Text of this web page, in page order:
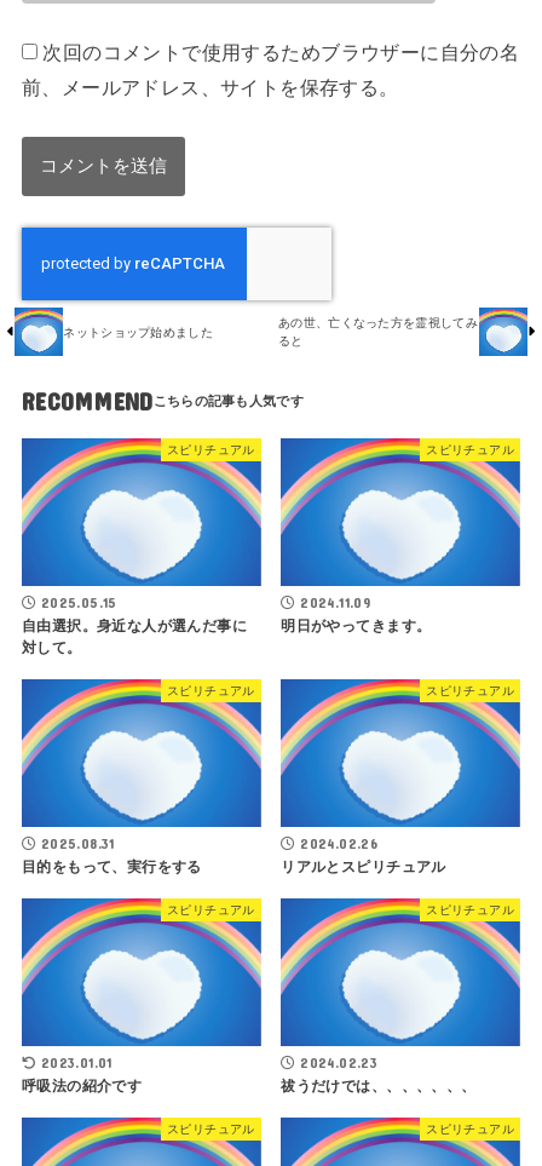
次回のコメントで使用するためブラウザーに自分の名
前、メールアドレス、サイトを保存する。
ネットショップ始めました
あの世、亡くなった方を霊視してみ
ると
RECOMMEND
スピリチュアル
2025.05.15
自由選択。身近な人が選んだ事に
対して。
スピリチュアル
2024.11.09
明日がやってきます。
スピリチュアル
2025.08.31
目的をもって、実行をする
スピリチュアル
2024.02.26
リアルとスピリチュアル
スピリチュアル
2023.01.01
呼吸法の紹介です
スピリチュアル
2024.02.23
祓うだけでは、、、、、、、
スピリチュアル スピリチュアル